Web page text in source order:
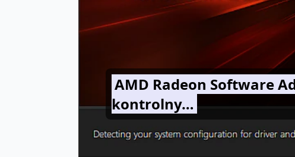
AMD Radeon Software
kontrolny…